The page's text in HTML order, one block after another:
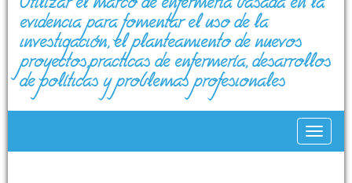
evidencia para fomentar el uso de la
investigación, el planteamiento de nuevos
proyectos,prácticas de enfermería, desarrollos
de políticas y problemas profesionales